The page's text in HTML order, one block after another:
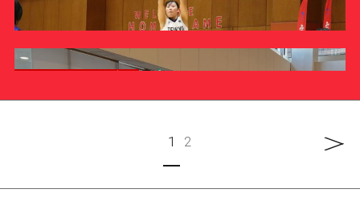
硬式野球部今﨑圭秦さんが「UNIVAS AWARDS 2024-
25」マン・オブ・ザ・イヤ …
INFORMATION
ラグビー部
八王子キャンパスにて女子バスケットボール部のホーム
1 2